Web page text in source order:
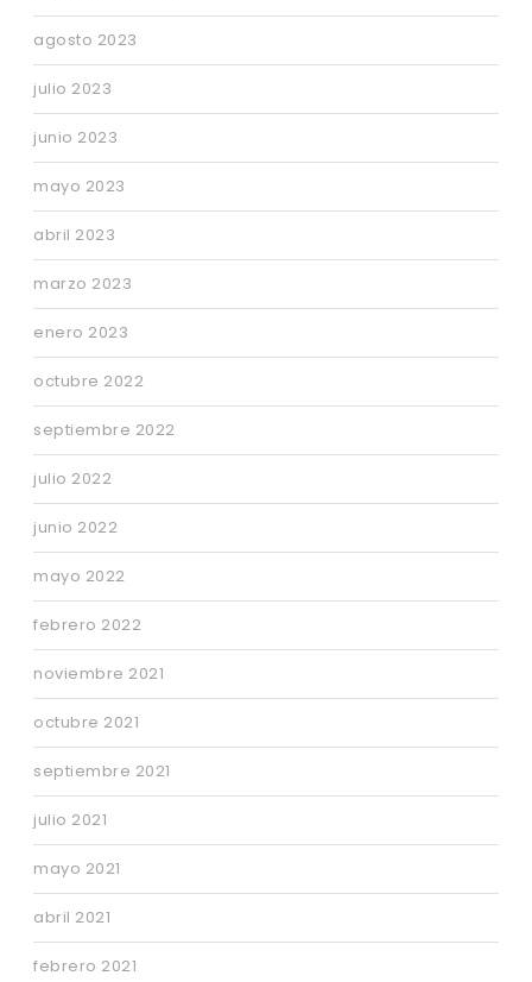
agosto 2023
julio 2023
junio 2023
mayo 2023
abril 2023
marzo 2023
enero 2023
octubre 2022
septiembre 2022
julio 2022
junio 2022
mayo 2022
febrero 2022
noviembre 2021
octubre 2021
septiembre 2021
julio 2021
mayo 2021
abril 2021
febrero 2021